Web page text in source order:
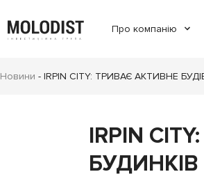
Про компанію
Новини - IRPIN CITY: ТРИВАЄ АКТИВНЕ
IRPIN